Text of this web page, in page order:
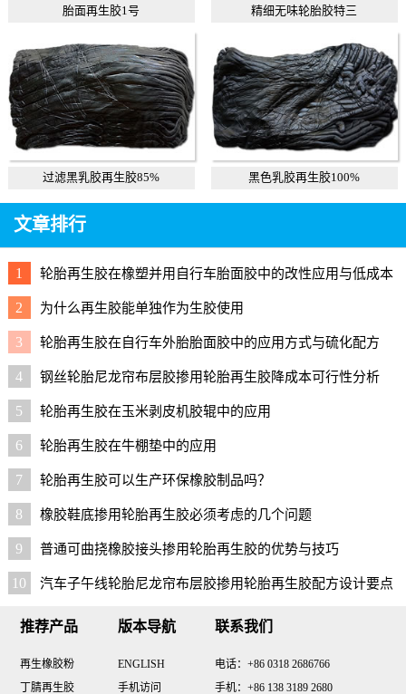
胎面再生胶1号 精细无味轮胎胶特三
过滤黑乳胶再生胶85% 黑色乳胶再生胶100%
文章排行
1
轮胎再生胶在橡塑并用自行车胎面胶中的改性应用与低成本
配方
2 为什么再生胶能单独作为生胶使用
3 轮胎再生胶在自行车外胎胎面胶中的应用方式与硫化配方
4 钢丝轮胎尼龙帘布层胶掺用轮胎再生胶降成本可行性分析
5 轮胎再生胶在玉米剥皮机胶辊中的应用
6 轮胎再生胶在牛棚垫中的应用
7 轮胎再生胶可以生产环保橡胶制品吗？
8 橡胶鞋底掺用轮胎再生胶必须考虑的几个问题
9 普通可曲挠橡胶接头掺用轮胎再生胶的优势与技巧
10
汽车子午线轮胎尼龙帘布层胶掺用轮胎再生胶配方设计要点
推荐产品
再生橡胶粉
丁腈再生胶
版本导航
ENGLISH
手机访问
联系我们
电话：+86 0318 2686766
手机：+86 138 3189 2680